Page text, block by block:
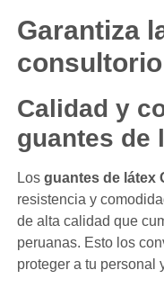
Garantiza
Calidad y
guantes de
Los guantes de látex
resistencia y
de alta calidad que
peruanas. Esto los
proteger a tu personal